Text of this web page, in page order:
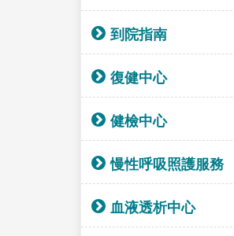
到院指南
復健中心
健檢中心
慢性呼吸照護服務
血液透析中心